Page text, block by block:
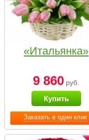
Заказать в один клик
«Итальянка»
9 860 руб.
Купить